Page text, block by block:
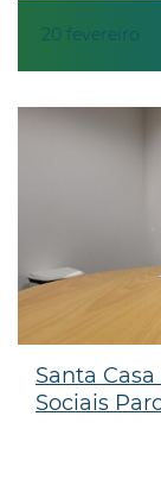
20 fevereiro
Santa
Sociais